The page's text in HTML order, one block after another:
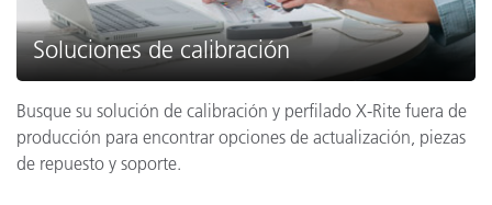
Soluciones de calibración
Busque su solución de calibración y perfilado X-Rite fuera de
producción para encontrar opciones de actualización, piezas
de repuesto y soporte.